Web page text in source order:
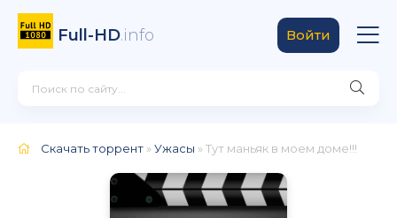
Full-HD.info Войти
Скачать торрент »Ужасы » Тут маньяк в моем доме!!!